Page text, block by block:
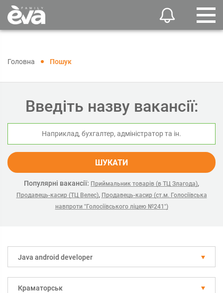
Головна Пошук
Введіть назву вакансії:
ШУКАТИ
Популярні вакансії: Приймальник товарів (в ТЦ Злагода),
Продавець-касир (ТЦ Велес), Продавець-касир (ст.м. Голосіївська
навпроти "Голосіївського ліцею №241")
Java android developer
Краматорськ